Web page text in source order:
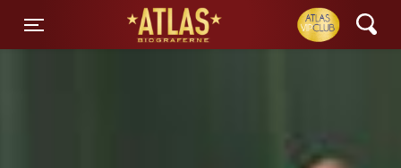
Toggle navigation
ATLAS Biograferne